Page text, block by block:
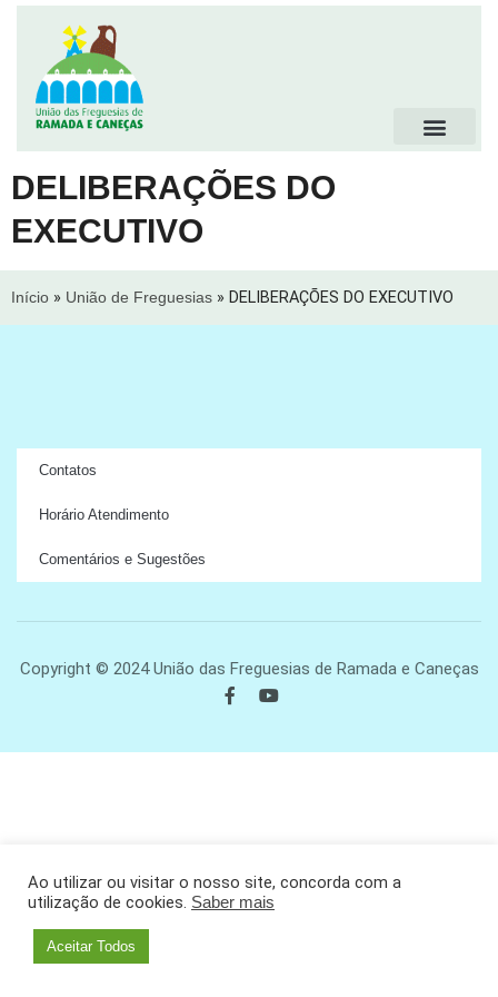
DELIBERAÇÕES DO
EXECUTIVO
Início » União de Freguesias » DELIBERAÇÕES DO EXECUTIVO
Contatos
Horário Atendimento
Comentários e Sugestões
Copyright © 2024 União das Freguesias de Ramada e Caneças
Ao utilizar ou visitar o nosso site, concorda com a
utilização de cookies. Saber mais
Aceitar Todos